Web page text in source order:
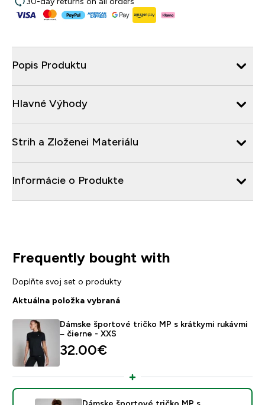
Popis Produktu
Hlavné Výhody
Strih a Zloženei Materiálu
Informácie o Produkte
Frequently bought with
Doplňte svoj set o produkty
Aktuálna položka vybraná
Dámske športové tričko MP s krátkymi rukávmi
– čierne - XXS
32.00€‎
Dámske športové tričko MP s